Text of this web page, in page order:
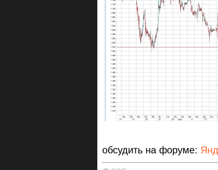
обсудить на форуме: